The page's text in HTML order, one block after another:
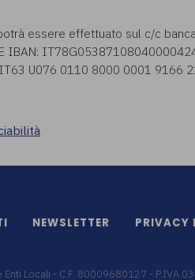
essere effettuato sul c/c
IBAN:
U076 0110 8000 0001 9166
NEWSLETTER PRIVACY
Enti Locali - C.F. 80009680127 - P.IVA